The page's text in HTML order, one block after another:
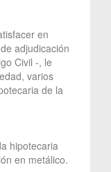
en
adjudicación
Civil -, le
varios
de la
hipotecaria
en metálico.